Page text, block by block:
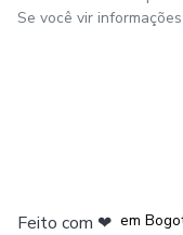
Se você vir
Feito com ❤ em